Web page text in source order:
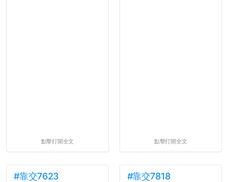
點擊打開全文 點擊打開全文
#靠交7623 #靠交7818